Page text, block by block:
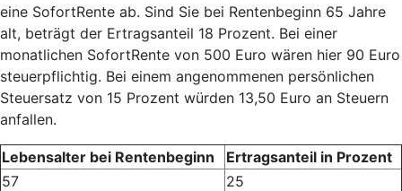
eine SofortRente ab. Sind Sie bei Rentenbeginn 65 Jahre
alt, beträgt der Ertragsanteil 18 Prozent. Bei einer
monatlichen SofortRente von 500 Euro wären hier 90 Euro
steuerpflichtig. Bei einem angenommenen persönlichen
Steuersatz von 15 Prozent würden 13,50 Euro an Steuern
anfallen.
Lebensalter bei Rentenbeginn
Ertragsanteil in Prozent
57
25